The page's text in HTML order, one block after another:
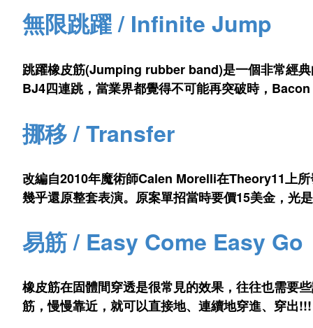
無限跳躍 / Infinite Jump
跳躍橡皮筋(Jumping rubber band)是一個非常經
BJ4四連跳，當業界都覺得不可能再突破時，
挪移 / Transfer
改編自2010年魔術師Calen Morelli在Theory11上
幾乎還原整套表演。原案單招當時要價15美金，光
易筋 / Easy Come Easy Go
橡皮筋在固體間穿透是很常見的效果，往往也需要
筋，慢慢靠近，就可以直接地、連續地穿進、穿出!!!